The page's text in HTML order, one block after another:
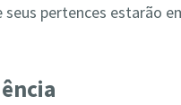
pertences estarão